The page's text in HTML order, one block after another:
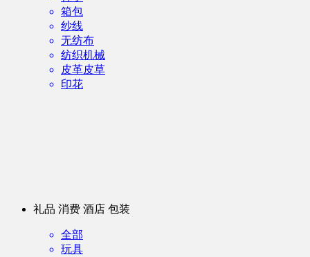
箱包
纱线
无纺布
纺织机械
皮革皮草
印花
礼品 消费 酒店 包装
全部
玩具